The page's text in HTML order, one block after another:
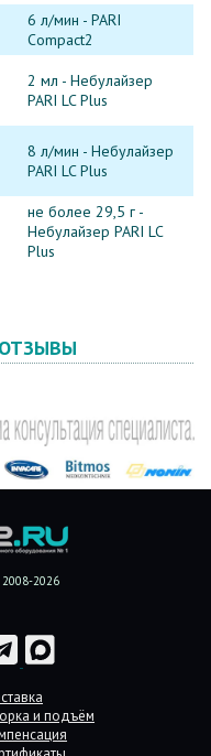
6 л/мин - PARI
Compact2
2 мл - Небулайзер
PARI LC Plus
8 л/мин - Небулайзер
PARI LC Plus
не более 29,5 г -
Небулайзер PARI LC
Plus
2026
и подъём